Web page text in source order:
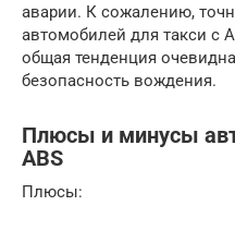
аварии. К сожалению,
автомобилей для такси с
общая тенденция
безопасность вождения.
Плюсы и минусы
ABS
Плюсы: